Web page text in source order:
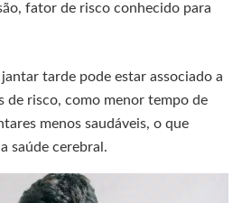
fator de risco conhecido para
tarde pode estar associado a
risco, como menor tempo de
menos saudáveis, o que
saúde cerebral.